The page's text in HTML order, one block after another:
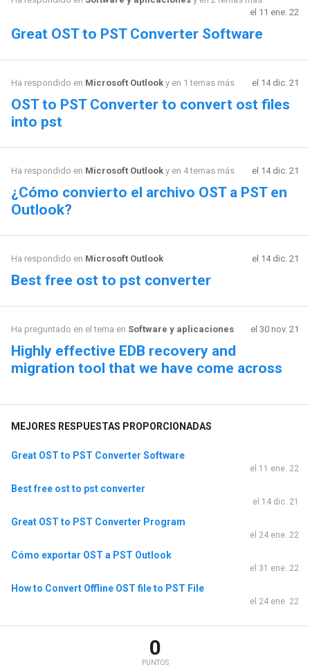
el 11 ene. 22
Great OST to PST Converter Software
Ha respondido en Microsoft Outlooky en 1 temas más el 14 dic. 21
OST to PST Converter to convert ost files
into pst
Ha respondido en Microsoft Outlooky en 4 temas más el 14 dic. 21
¿Cómo convierto el archivo OST a PST en
Outlook?
Ha respondido en Microsoft Outlook el 14 dic. 21
Best free ost to pst converter
Ha preguntado en el tema en Software y aplicaciones el 30 nov. 21
Highly effective EDB recovery and
migration tool that we have come across
MEJORES RESPUESTAS PROPORCIONADAS
Great OST to PST Converter Software
el 11 ene. 22
Best free ost to pst converter
el 14 dic. 21
Great OST to PST Converter Program
el 24 ene. 22
Cómo exportar OST a PST Outlook
el 31 ene. 22
How to Convert Offline OST file to PST File
el 24 ene. 22
0
PUNTOS